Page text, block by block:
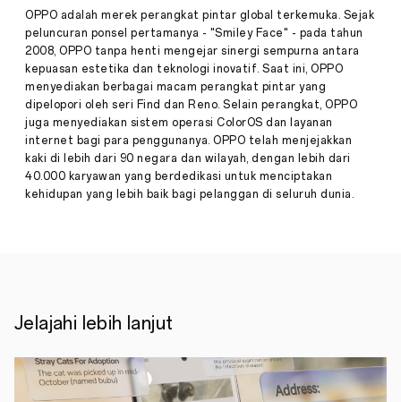
03,
2023
Ketika
Anda
memikirkan
OPPO,
apa
hal
pertama
yang
terlintas
di
pikiran
Anda?
Smartphone
ringan?
Apa
pun
OPPO adalah merek perangkat pintar global terkemuka. Sejak
peluncuran ponsel pertamanya - "Smiley Face" - pada tahun
2008, OPPO tanpa henti mengejar sinergi sempurna antara
kepuasan estetika dan teknologi inovatif. Saat ini, OPPO
menyediakan berbagai macam perangkat pintar yang
dipelopori oleh seri Find dan Reno. Selain perangkat, OPPO
juga menyediakan sistem operasi ColorOS dan layanan
internet bagi para penggunanya. OPPO telah menjejakkan
kaki di lebih dari 90 negara dan wilayah, dengan lebih dari
40.000 karyawan yang berdedikasi untuk menciptakan
kehidupan yang lebih baik bagi pelanggan di seluruh dunia.
Jelajahi lebih lanjut